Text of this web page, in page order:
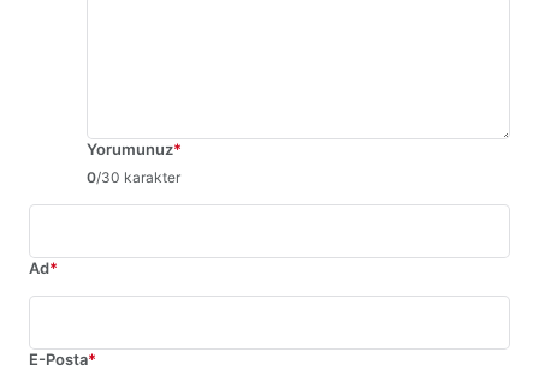
Yorumunuz*
0/30 karakter
Ad*
E-Posta*